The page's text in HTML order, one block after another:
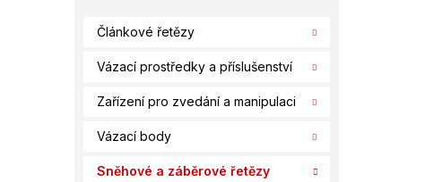
Článkové řetězy
Vázací prostředky a příslušenství
Zařízení pro zvedání a manipulaci
Vázací body
Sněhové a záběrové řetězy